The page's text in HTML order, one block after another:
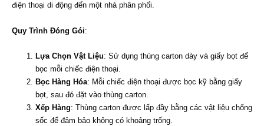
điện thoại di động đến một nhà phân phối.
Quy Trình Đóng Gói:
Lựa Chọn Vật Liệu: Sử dụng thùng carton dày và giấy bọt để
bọc mỗi chiếc điện thoại.
Bọc Hàng Hóa: Mỗi chiếc điện thoại được bọc kỹ bằng giấy
bọt, sau đó đặt vào thùng carton.
Xếp Hàng: Thùng carton được lấp đầy bằng các vật liệu chống
sốc để đảm bảo không có khoảng trống.